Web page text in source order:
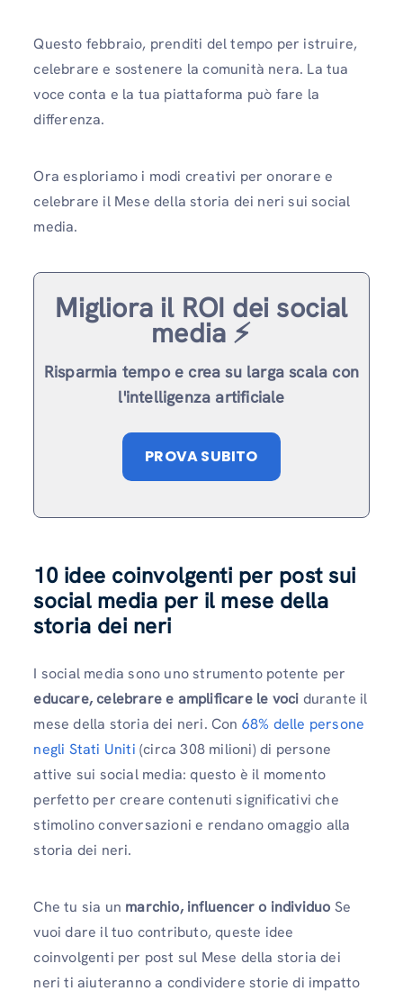
Questo febbraio, prenditi del tempo per istruire,
celebrare e sostenere la comunità nera. La tua
voce conta e la tua piattaforma può fare la
differenza.
Ora esploriamo i modi creativi per onorare e
celebrare il Mese della storia dei neri sui social
media.
Migliora il ROI dei social
media ⚡️
Risparmia tempo e crea su larga scala con
l'intelligenza artificiale
PROVA SUBITO
10 idee coinvolgenti per post sui
social media per il mese della
storia dei neri
I social media sono uno strumento potente per
educare, celebrare e amplificare le voci durante il
mese della storia dei neri. Con 68% delle persone
negli Stati Uniti (circa 308 milioni) di persone
attive sui social media: questo è il momento
perfetto per creare contenuti significativi che
stimolino conversazioni e rendano omaggio alla
storia dei neri.
Che tu sia un marchio, influencer o individuo Se
vuoi dare il tuo contributo, queste idee
coinvolgenti per post sul Mese della storia dei
neri ti aiuteranno a condividere storie di impatto